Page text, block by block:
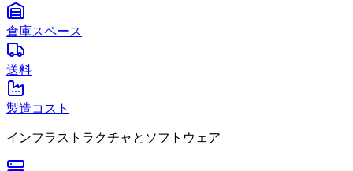
倉庫スペース
送料
製造コスト
インフラストラクチャとソフトウェア